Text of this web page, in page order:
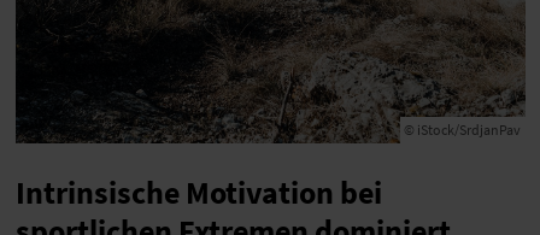
© iStock/SrdjanPav
Intrinsische Motivation bei